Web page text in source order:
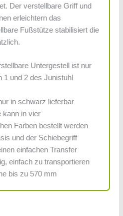
Der verstellbare Griff und
erleichtern das
Fußstütze stabilisiert die
Untergestell ist nur
1 und 2 des Junistuhl
in schwarz lieferbar
kann in vier
Farben bestellt werden
und der Schiebegriff
einfachen Transfer
einfach zu transportieren
bis zu 570 mm